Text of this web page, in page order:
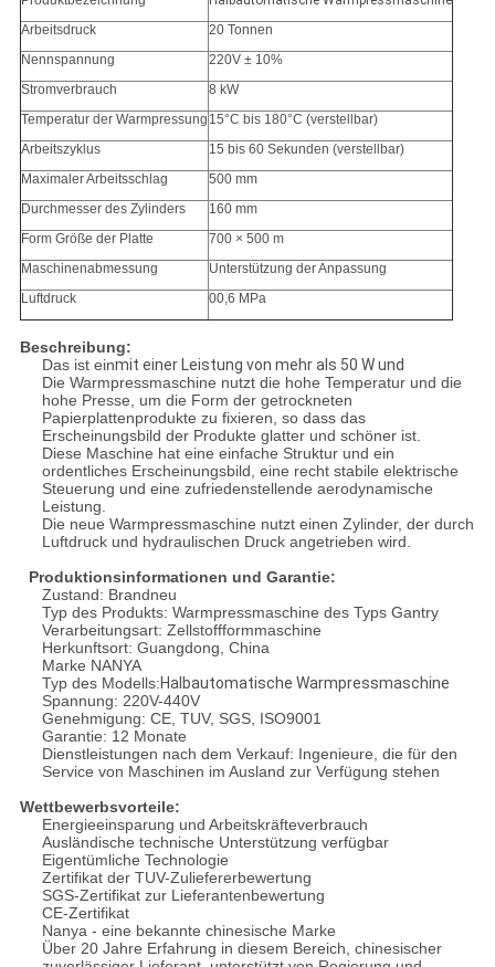
Arbeitsdruck
20 Tonnen
Nennspannung
220V ± 10%
Stromverbrauch
8 kW
Temperatur der Warmpressung 15°C bis 180°C (verstellbar)
Arbeitszyklus
15 bis 60 Sekunden (verstellbar)
Maximaler Arbeitsschlag
500 mm
Durchmesser des Zylinders
160 mm
Form Größe der Platte
700 × 500 m
Maschinenabmessung
Unterstützung der Anpassung
Luftdruck
00,6 MPa
Beschreibung:
Das ist einmit einer Leistung von mehr als 50 W und
Die Warmpressmaschine nutzt die hohe Temperatur und die
hohe Presse, um die Form der getrockneten
Papierplattenprodukte zu fixieren, so dass das
Erscheinungsbild der Produkte glatter und schöner ist.
Diese Maschine hat eine einfache Struktur und ein
ordentliches Erscheinungsbild, eine recht stabile elektrische
Steuerung und eine zufriedenstellende aerodynamische
Leistung.
Die neue Warmpressmaschine nutzt einen Zylinder, der durch
Luftdruck und hydraulischen Druck angetrieben wird.
Produktionsinformationen und Garantie:
Zustand: Brandneu
Typ des Produkts: Warmpressmaschine des Typs Gantry
Verarbeitungsart: Zellstoffformmaschine
Herkunftsort: Guangdong, China
Marke NANYA
Typ des Modells:Halbautomatische Warmpressmaschine
Spannung: 220V-440V
Genehmigung: CE, TUV, SGS, ISO9001
Garantie: 12 Monate
Dienstleistungen nach dem Verkauf: Ingenieure, die für den
Service von Maschinen im Ausland zur Verfügung stehen
Wettbewerbsvorteile:
Energieeinsparung und Arbeitskräfteverbrauch
Ausländische technische Unterstützung verfügbar
Eigentümliche Technologie
Zertifikat der TUV-Zuliefererbewertung
SGS-Zertifikat zur Lieferantenbewertung
CE-Zertifikat
Nanya - eine bekannte chinesische Marke
Über 20 Jahre Erfahrung in diesem Bereich, chinesischer